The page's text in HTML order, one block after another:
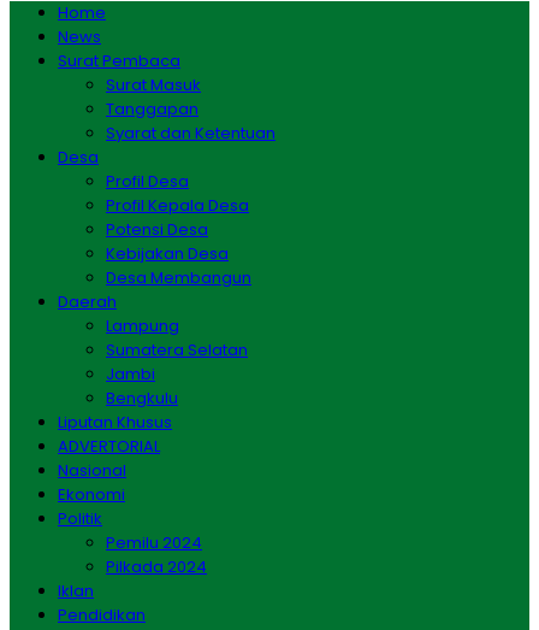
Home
News
Surat Pembaca
Surat Masuk
Tanggapan
Syarat dan Ketentuan
Desa
Profil Desa
Profil Kepala Desa
Potensi Desa
Kebijakan Desa
Desa Membangun
Daerah
Lampung
Sumatera Selatan
Jambi
Bengkulu
Liputan Khusus
ADVERTORIAL
Nasional
Ekonomi
Politik
Pemilu 2024
Pilkada 2024
Iklan
Pendidikan